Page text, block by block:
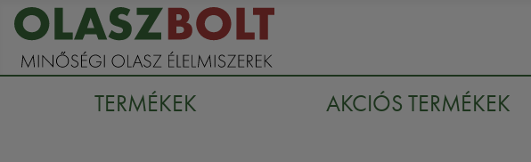
TERMÉKEK AKCIÓS TERMÉKEK